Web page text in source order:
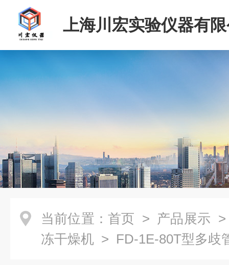
上海川宏实验仪器有
当前位置： 首页 > 产品展示
冻干燥机 > FD-1E-80T型多歧